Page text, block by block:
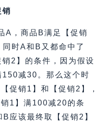
销
A，商品B满足【促销
时A和B又都命中了
销2】的条件，因为假设
150减30。那么这个时
促销1】和【促销2】，
1】满100减20的条
应该最终取【促销2】